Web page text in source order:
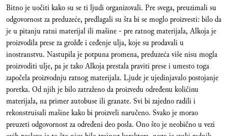
Bitno je uočiti kako su se ti ljudi organizovali. Pre svega, preuzimali su
odgovornost za preduzeće, predlagali su šta bi se moglo proizvesti: bilo da
je u pitanju ratni materijal ili mašine - pre ratnog materijala, Alkoja je
proizvodila prese za grožđe i ceđenje ulja, koje su prodavali u
inostranstvu. Nastupila je potpuna promena, preduzeća više nisu mogla
proizvoditi ulje, pa je tako Alkoja prestala praviti prese i umesto toga
započela proizvodnju ratnog materijala. Ljude je ujedinjavalo postojanje
poretka. Od njih je bilo zatraženo da proizvedu određenu količinu
materijala, na primer autobuse ili granate. Svi bi zajedno radili i
rekonstruisali mašine kako bi proizveli naručeno. Svako je morao
preuzeti odgovornost za određeni deo posla. Ono što je neobično u vezi